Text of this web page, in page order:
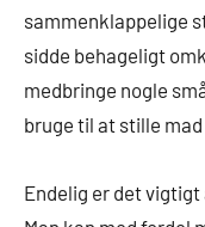
sammenklappelige
sidde behageligt
medbringe nogle
bruge til at stille
Endelig er det